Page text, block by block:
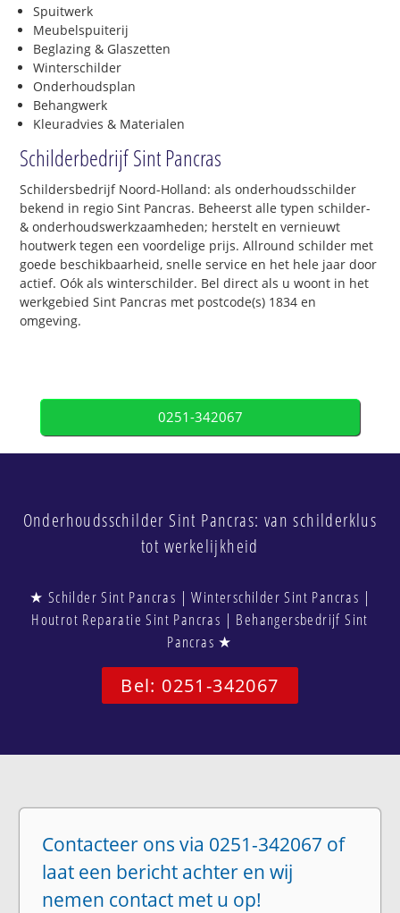
Spuitwerk
Meubelspuiterij
Beglazing & Glaszetten
Winterschilder
Onderhoudsplan
Behangwerk
Kleuradvies & Materialen
Schilderbedrijf Sint Pancras
Schildersbedrijf Noord-Holland: als onderhoudsschilder
bekend in regio Sint Pancras. Beheerst alle typen schilder-
& onderhoudswerkzaamheden; herstelt en vernieuwt
houtwerk tegen een voordelige prijs. Allround schilder met
goede beschikbaarheid, snelle service en het hele jaar door
actief. Oók als winterschilder. Bel direct als u woont in het
werkgebied Sint Pancras met postcode(s) 1834 en
omgeving.
0251-342067
Onderhoudsschilder Sint Pancras: van schilderklus
tot werkelijkheid
★ Schilder Sint Pancras | Winterschilder Sint Pancras |
Houtrot Reparatie Sint Pancras | Behangersbedrijf Sint
Pancras ★
Bel: 0251-342067
Contacteer ons via 0251-342067 of
laat een bericht achter en wij
nemen contact met u op!